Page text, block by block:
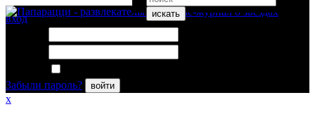
искать
вход
Забыли пароль?
войти
x